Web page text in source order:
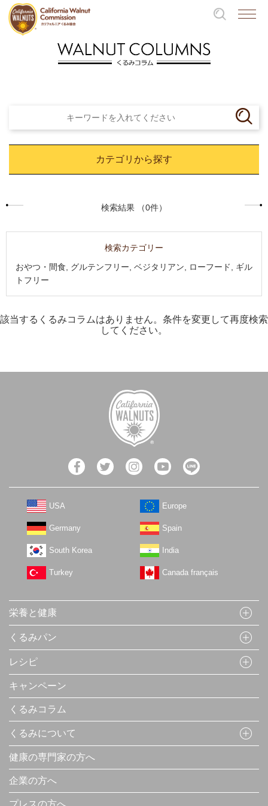
カテゴリから探す
検索結果 （0件）
検索カテゴリー
おやつ・間食, グルテンフリー, ベジタリアン, ローフード, ギル
トフリー
該当するくるみコラムはありません。条件を変更して再度検索
してください。
USA Europe
Germany Spain
South Korea India
Turkey Canada français
栄養と健康
くるみパン
レシピ
キャンペーン
くるみコラム
くるみについて
健康の専門家の方へ
企業の方へ